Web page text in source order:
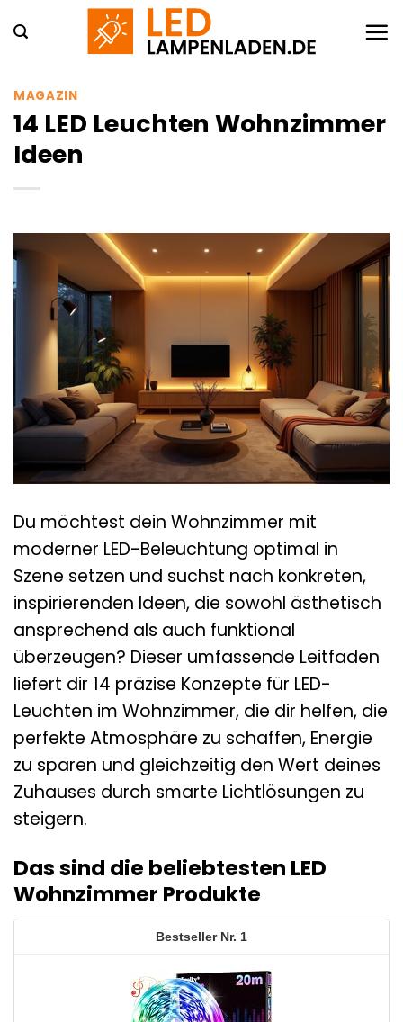
Inhalt
MAGAZIN
14 LED Leuchten Wohnzimmer
Ideen
Du möchtest dein Wohnzimmer mit
moderner LED-Beleuchtung optimal in
Szene setzen und suchst nach konkreten,
inspirierenden Ideen, die sowohl ästhetisch
ansprechend als auch funktional
überzeugen? Dieser umfassende Leitfaden
liefert dir 14 präzise Konzepte für LED-
Leuchten im Wohnzimmer, die dir helfen, die
perfekte Atmosphäre zu schaffen, Energie
zu sparen und gleichzeitig den Wert deines
Zuhauses durch smarte Lichtlösungen zu
steigern.
Das sind die beliebtesten LED
Wohnzimmer Produkte
1